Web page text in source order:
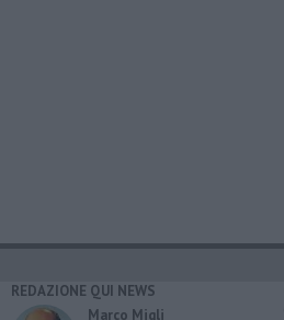
REDAZIONE QUI NEWS
Marco Migli